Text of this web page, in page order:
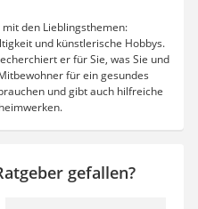
den Lieblingsthemen:
und künstlerische Hobbys.
er für Sie, was Sie und
für ein gesundes
und gibt auch hilfreiche
gefallen?